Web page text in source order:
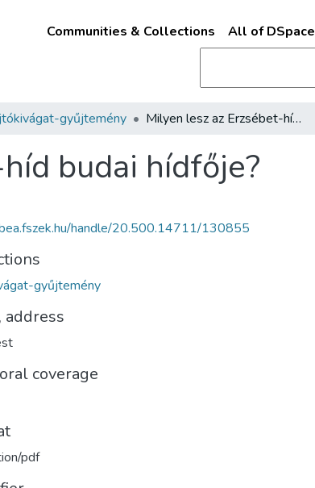
Communities & Collections All of DSpace
gyűjtemény Milyen lesz az Erzsébet-híd budai hídfője?
budai hídfője?
handle/20.500.14711/130855
gyűjtemény
address
coverage
pdf